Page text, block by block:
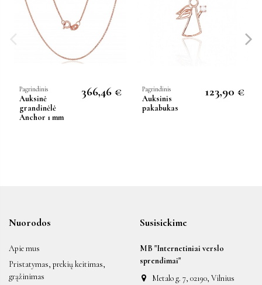
Pagrindinis
Auksinė
grandinėlė
Anchor 1 mm
366,46 € Pagrindinis
Auksinis
pakabukas
123,90 €
Nuorodos
Apie mus
Pristatymas, prekių keitimas,
grąžinimas
Susisiekime
MB "Internetiniai verslo
sprendimai"
Metalo g. 7, 02190, Vilnius